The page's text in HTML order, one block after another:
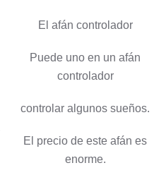
El afán controlador
Puede uno en un afán
controlador
controlar algunos sueños.
El precio de este afán es
enorme.